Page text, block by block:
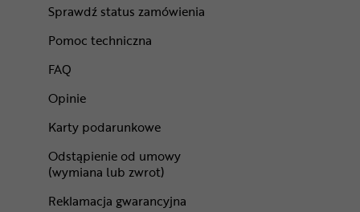
Sprawdź status zamówienia
Pomoc techniczna
FAQ
Opinie
Karty podarunkowe
Odstąpienie od umowy
(wymiana lub zwrot)
Reklamacja gwarancyjna